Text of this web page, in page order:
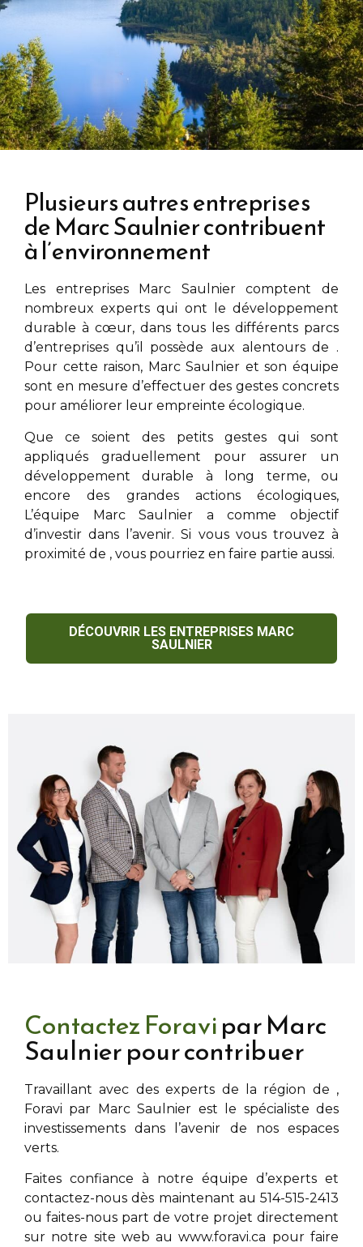
Plusieurs autres entreprises
de Marc Saulnier contribuent
à l’environnement
Les entreprises Marc Saulniercomptent de
nombreux experts qui ont le développement
durable à cœur, dans tous les différents parcs
d’entreprises qu’il possède aux alentours de .
Pour cette raison, Marc Saulnier et son équipe
sont en mesure d’effectuer des gestes concrets
pour améliorer leur empreinte écologique.
Que ce soient des petits gestes qui sont
appliqués graduellement pour assurer un
développement durable à long terme, ou
encore des grandes actions écologiques,
L’équipe Marc Saulnier a comme objectif
d’investir dans l’avenir. Si vous vous trouvez à
proximité de , vous pourriez en faire partie aussi.
DÉCOUVRIR LES ENTREPRISES MARC
SAULNIER
Contactez Foravipar Marc
Saulnier pour contribuer
Travaillant avec des experts de la région de ,
Foravi par Marc Saulnier est le spécialiste des
investissements dans l’avenir de nos espaces
verts.
Faites confiance à notre équipe d’experts et
contactez-nous dès maintenant au 514-515-2413
ou faites-nous part de votre projet directement
sur notre site web auwww.foravi.ca pour faire